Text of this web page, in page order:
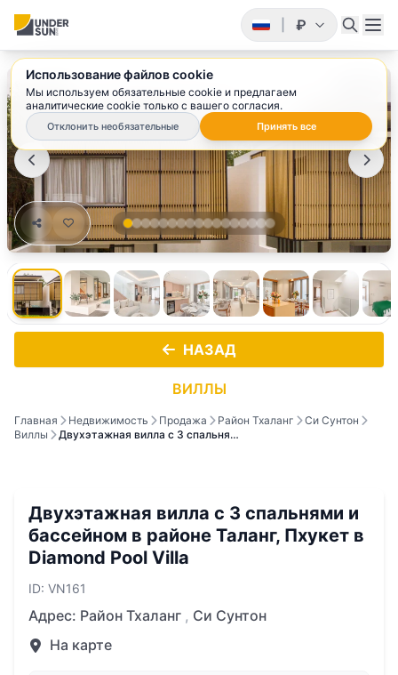
₽
НАЗАД
ВИЛЛЫ
Главная Недвижимость Продажа Район Тхаланг
Си Сунтон
Виллы
Двухэтажная вилла с 3 спальня…
Двухэтажная вилла с 3 спальнями и
бассейном в районе Таланг, Пхукет в
Diamond Pool Villa
ID: VN161
Адрес: Район Тхаланг , Си Сунтон
На карте
Использование файлов cookie
Мы используем обязательные cookie и предлагаем
аналитические cookie только с вашего согласия.
Отклонить необязательные Принять все